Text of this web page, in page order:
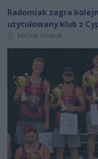
Radomiak zagra
utytułowany klub z
Autor artykułu:
Michał Nowak